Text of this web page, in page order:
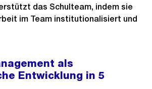
das Schulteam, indem sie
im Team institutionalisiert und
als
Entwicklung in 5